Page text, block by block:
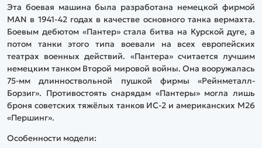
Эта боевая машина была разработана немецкой фирмой
MAN в 1941-42 годах в качестве основного танка вермахта.
Боевым дебютом «Пантер» стала битва на Курской дуге, а
потом танки этого типа воевали на всех европейских
театрах военных действий. «Пантера» считается лучшим
немецким танком Второй мировой войны. Она вооружалась
75-мм длинноствольной пушкой фирмы «Рейнметалл-
Борзиг». Противостоять снарядам «Пантеры» могла лишь
броня советских тяжёлых танков ИС-2 и американских M26
«Першинг».
Особенности модели: